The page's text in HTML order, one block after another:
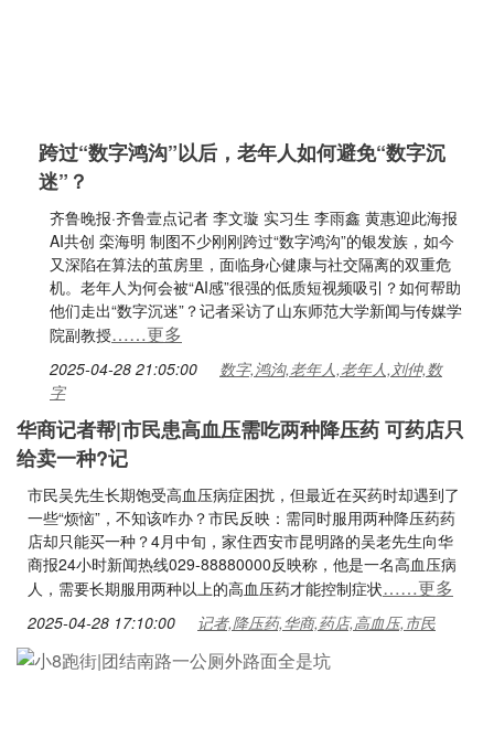
跨过“数字鸿沟”以后，老年人如何避免“数字沉
迷”？
齐鲁晚报·齐鲁壹点记者 李文璇 实习生 李雨鑫 黄惠迎此海报
AI共创 栾海明 制图不少刚刚跨过“数字鸿沟”的银发族，如今
又深陷在算法的茧房里，面临身心健康与社交隔离的双重危
机。老年人为何会被“AI感”很强的低质短视频吸引？如何帮助
他们走出“数字沉迷”？记者采访了山东师范大学新闻与传媒学
院副教授……更多
2025-04-28 21:05:00
数字,鸿沟,老年人,老年人,刘仲,数
字
华商记者帮|市民患高血压需吃两种降压药 可药店只
给卖一种?记
市民吴先生长期饱受高血压病症困扰，但最近在买药时却遇到了
一些“烦恼”，不知该咋办？市民反映：需同时服用两种降压药药
店却只能买一种？4月中旬，家住西安市昆明路的吴老先生向华
商报24小时新闻热线029-88880000反映称，他是一名高血压病
人，需要长期服用两种以上的高血压药才能控制症状……更多
2025-04-28 17:10:00 记者,降压药,华商,药店,高血压,市民